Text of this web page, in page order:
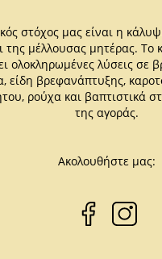
στόχος μας είναι η
της μέλλουσας μητέρας.
ολοκληρωμένες λύσεις σε
είδη βρεφανάπτυξης,
ρούχα και βαπτιστικά
της αγοράς.
Ακολουθήστε μας: